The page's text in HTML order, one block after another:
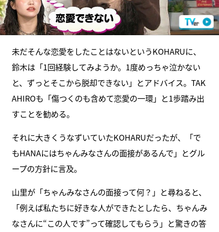
未だそんな恋愛をしたことはないというKOHARUに、
鈴木は「1回経験してみようか。1度めっちゃ泣かない
と、ずっとそこから脱却できない」とアドバイス。TAK
AHIROも「傷つくのも含めて恋愛の一環」と1歩踏み出
すことを勧める。
それに大きくうなずいていたKOHARUだったが、「で
もHANAにはちゃんみなさんの面接があるんで」とグル
ープの方針に言及。
山里が「ちゃんみなさんの面接って何？」と尋ねると、
「例えば私たちに好きな人ができたとしたら、ちゃんみ
なさんに“この人です”って確認してもらう」と驚きの答